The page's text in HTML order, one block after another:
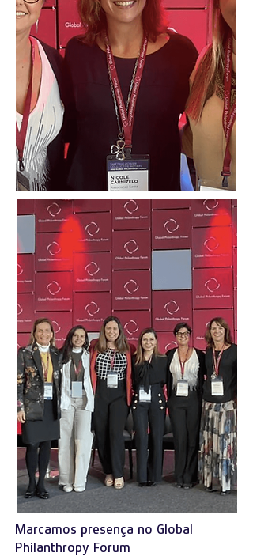
Marcamos presença no Global
Philanthropy Forum